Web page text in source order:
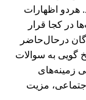
هردو اظهارات
در کجا قرار
درحال‌حاضر
گویی به سوالات
زمینه‌های
مزیت